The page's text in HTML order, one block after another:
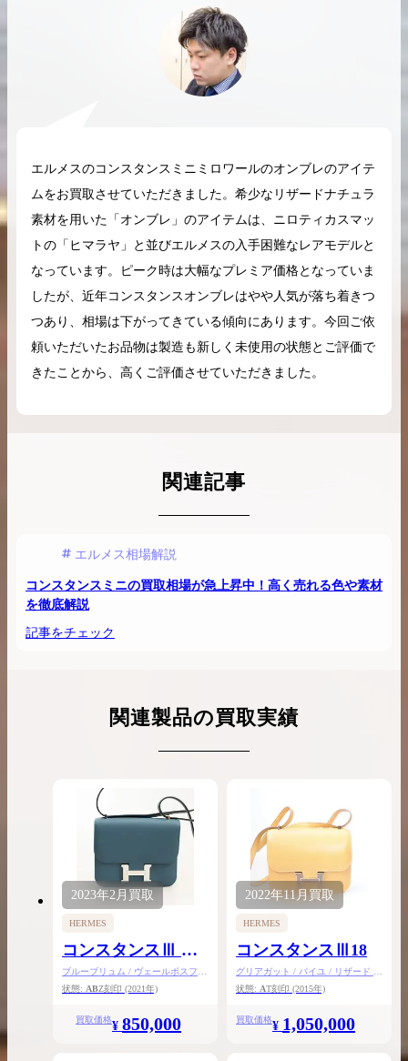
エルメスのコンスタンスミニミロワールのオンブレのアイテ
ムをお買取させていただきました。希少なリザードナチュラ
素材を用いた「オンブレ」のアイテムは、ニロティカスマッ
トの「ヒマラヤ」と並びエルメスの入手困難なレアモデルと
なっています。ピーク時は大幅なプレミア価格となっていま
したが、近年コンスタンスオンブレはやや人気が落ち着きつ
つあり、相場は下がってきている傾向にあります。今回ご依
頼いただいたお品物は製造も新しく未使用の状態とご評価で
きたことから、高くご評価させていただきました。
関連記事
エルメス相場解説
コンスタンスミニの買取相場が急上昇中！高く売れる色や素材
を徹底解説
記事をチェック
関連製品の買取実績
2023年2月 買取
HERMES
コンスタンスⅢ ヴ
ェルソ18
ブルーブリュム / ヴェールボスフォ
ール / スイフト / シルバー金具
状態: ABZ刻印 (2021年)
買取価格¥ 850,000
2022年11月買取
HERMES
コンスタンスⅢ18
グリアガット / パイユ / リザード /
タデラクト / シルバー金具
状態: AT刻印 (2015年)
買取価格¥ 1,050,000